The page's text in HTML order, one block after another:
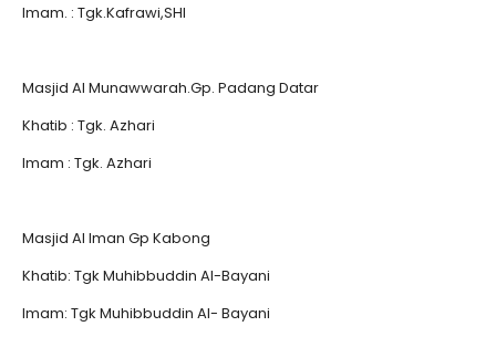
Imam. : Tgk.Kafrawi,SHI
Masjid Al Munawwarah.Gp. Padang Datar
Khatib : Tgk. Azhari
Imam : Tgk. Azhari
Masjid Al Iman Gp Kabong
Khatib: Tgk Muhibbuddin Al-Bayani
Imam: Tgk Muhibbuddin Al- Bayani